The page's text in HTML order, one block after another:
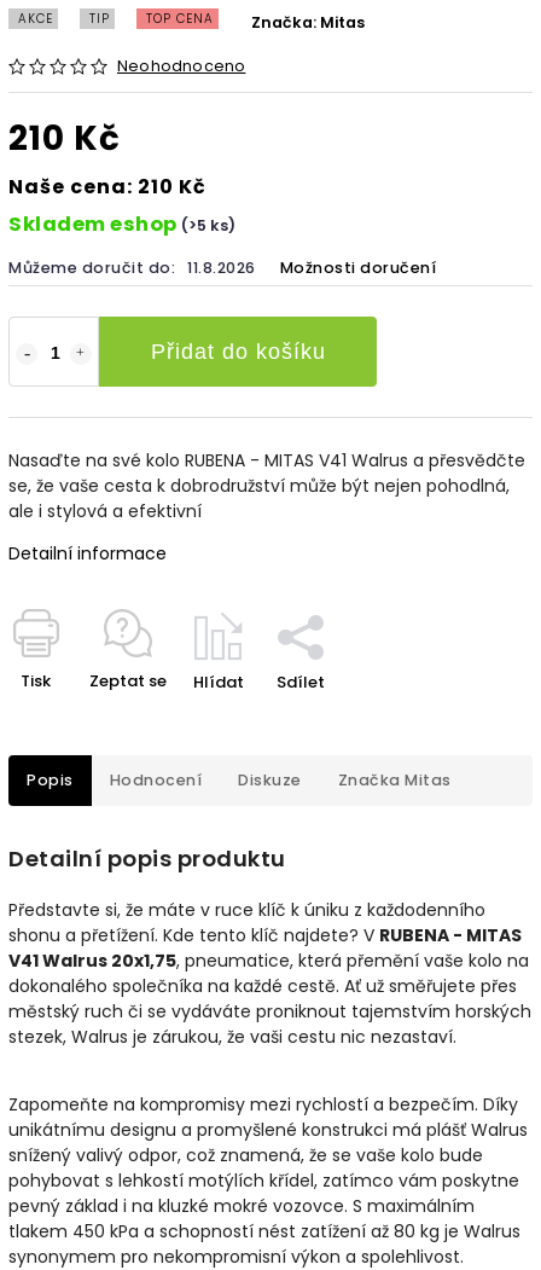
AKCE TIP TOP CENA
Neohodnoceno
Značka: Mitas
210 Kč
Naše cena: 210 Kč
Skladem eshop (>5 ks)
Můžeme doručit do: 11.8.2026 Možnosti doručení
Přidat do košíku
Nasaďte na své kolo RUBENA - MITAS V41 Walrus a přesvědčte
se, že vaše cesta k dobrodružství může být nejen pohodlná,
ale i stylová a efektivní
Detailní informace
Tisk Zeptat se Hlídat Sdílet
Popis Hodnocení Diskuze Značka Mitas
Detailní popis produktu
Představte si, že máte v ruce klíč k úniku z každodenního
shonu a přetížení. Kde tento klíč najdete? V RUBENA - MITAS
V41 Walrus 20x1,75, pneumatice, která přemění vaše kolo na
dokonalého společníka na každé cestě. Ať už směřujete přes
městský ruch či se vydáváte proniknout tajemstvím horských
stezek, Walrus je zárukou, že vaši cestu nic nezastaví.
Zapomeňte na kompromisy mezi rychlostí a bezpečím. Díky
unikátnímu designu a promyšlené konstrukci má plášť Walrus
snížený valivý odpor, což znamená, že se vaše kolo bude
pohybovat s lehkostí motýlích křídel, zatímco vám poskytne
pevný základ i na kluzké mokré vozovce. S maximálním
tlakem 450 kPa a schopností nést zatížení až 80 kg je Walrus
synonymem pro nekompromisní výkon a spolehlivost.